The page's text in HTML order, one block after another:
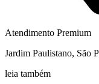
Atendimento Premium
Jardim Paulistano, São
leia também